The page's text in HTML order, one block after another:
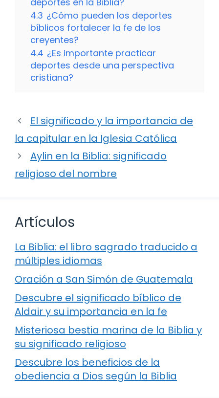
4.3 ¿Cómo pueden los deportes
bíblicos fortalecer la fe de los
creyentes?
4.4 ¿Es importante practicar
deportes desde una perspectiva
cristiana?
El significado y la importancia de
la capitular en la Iglesia Católica
Aylin en la Biblia: significado
religioso del nombre
Artículos
La Biblia: el libro sagrado traducido a
múltiples idiomas
Oración a San Simón de Guatemala
Descubre el significado bíblico de
Aldair y su importancia en la fe
Misteriosa bestia marina de la Biblia y
su significado religioso
Descubre los beneficios de la
obediencia a Dios según la Biblia